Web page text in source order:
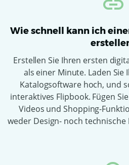
Wie schnell kann ich
Erstellen Sie Ihren ersten
als einer Minute. Laden Sie
Katalogsoftware hoch, und
interaktives Flipbook. Fügen
Videos und Shopping-
weder Design- noch